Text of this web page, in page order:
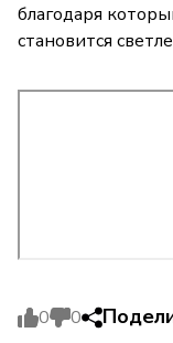
благодаря
становится
0 0